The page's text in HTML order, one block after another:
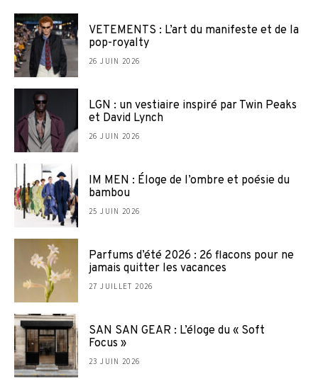
VETEMENTS : L’art du manifeste et de la
pop-royalty
26 JUIN 2026
LGN : un vestiaire inspiré par Twin Peaks
et David Lynch
26 JUIN 2026
IM MEN : Éloge de l’ombre et poésie du
bambou
25 JUIN 2026
Parfums d’été 2026 : 26 flacons pour ne
jamais quitter les vacances
27 JUILLET 2026
SAN SAN GEAR : L’éloge du « Soft
Focus »
23 JUIN 2026